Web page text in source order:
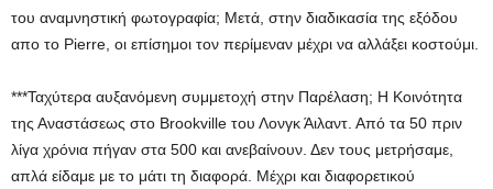
του αναμνηστική φωτογραφία; Μετά, στην διαδικασία της εξόδου
απο το Pierre, οι επίσημοι τον περίμεναν μέχρι να αλλάξει κοστούμι.
***Ταχύτερα αυξανόμενη συμμετοχή στην Παρέλαση; Η Κοινότητα
της Αναστάσεως στο Brookville του Λονγκ Άιλαντ. Από τα 50 πριν
λίγα χρόνια πήγαν στα 500 και ανεβαίνουν. Δεν τους μετρήσαμε,
απλά είδαμε με το μάτι τη διαφορά. Μέχρι και διαφορετικού